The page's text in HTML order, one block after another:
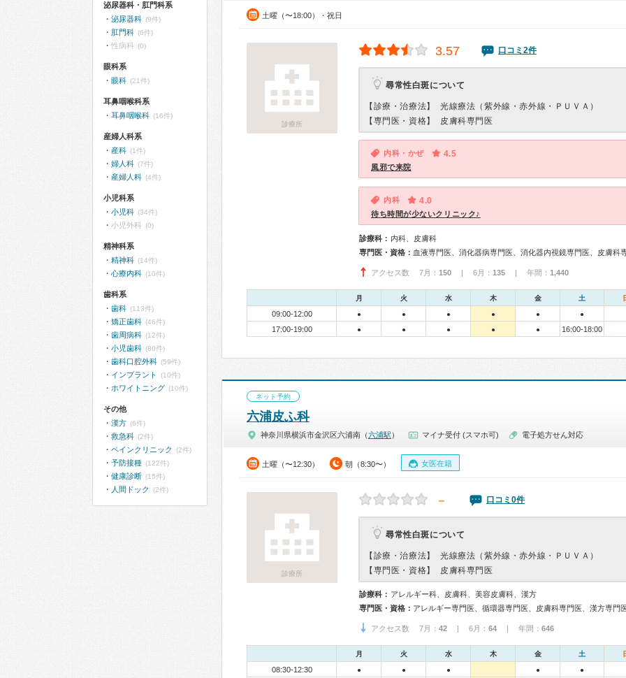
土曜（〜18:00）・祝日
診療所
3.57 口コミ2件
尋常性白斑について
【診療・治療法】
光線療法（紫外線・赤外線・ＰＵＶＡ）
【専門医・資格】
皮膚科専門医
内科・かぜ 4.5
風邪で来院
内科 4.0
待ち時間が少ないクリニック♪
診療科： 内科、皮膚科
専門医・資格： 血液専門医、消化器病専門医、消化器内視鏡専門医、皮膚科
アクセス数 7月： 150 | 6月： 135 | 年間： 1,440
月 火 水 木 金 土
09:00-12:00 ● ● ● ● ● ●
17:00-19:00 ● ● ● ● ● 16:00-18:00
ネット予約
六浦皮ふ科
神奈川県横浜市金沢区六浦南（六浦駅 ） マイナ受付 (スマホ可) 電子処方せん対応
土曜（〜12:30） 朝（8:30〜） 女医在籍
診療所
－ 口コミ0件
尋常性白斑について
【診療・治療法】
光線療法（紫外線・赤外線・ＰＵＶＡ）
【専門医・資格】
皮膚科専門医
診療科： アレルギー科、皮膚科、美容皮膚科、漢方
専門医・資格： アレルギー専門医、循環器専門医、皮膚科専門医、漢方専門
アクセス数 7月： 42 | 6月： 64 | 年間： 646
月 火 水 木 金 土
08:30-12:30 ● ● ● ● ●
泌尿器科・肛門科系
泌尿器科 (9件)
肛門科 (6件)
性病科 (0)
眼科系
眼科 (21件)
耳鼻咽喉科系
耳鼻咽喉科 (16件)
産婦人科系
産科 (1件)
婦人科 (7件)
産婦人科 (4件)
小児科系
小児科 (34件)
小児外科 (0)
精神科系
精神科 (14件)
心療内科 (10件)
歯科系
歯科 (113件)
矯正歯科 (46件)
歯周病科 (12件)
小児歯科 (80件)
歯科口腔外科 (59件)
インプラント (10件)
ホワイトニング (10件)
その他
漢方 (6件)
救急科 (2件)
ペインクリニック (2件)
予防接種 (122件)
健康診断 (15件)
人間ドック (2件)